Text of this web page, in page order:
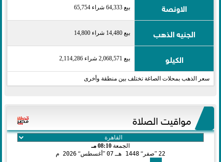
الاونصة بيع 64,333 شراء 65,754
الجنيه الذهب بيع 14,480 شراء 14,800
الكيلو بيع 2,068,571 شراء 2,114,286
سعر الذهب بمحلات الصاغة تختلف بين منطقة وأخرى
مواقيت الصلاة
الجمعة 08:10 مـ
22
صفر 1448 هـ 07 أغسطس 2026 م